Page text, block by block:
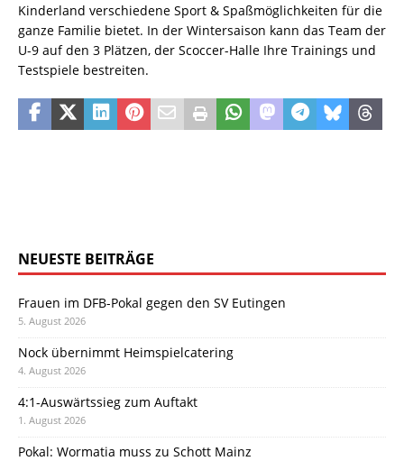
Kinderland verschiedene Sport & Spaßmöglichkeiten für die
ganze Familie bietet. In der Wintersaison kann das Team der
U-9 auf den 3 Plätzen, der Scoccer-Halle Ihre Trainings und
Testspiele bestreiten.
NEUESTE BEITRÄGE
Frauen im DFB-Pokal gegen den SV Eutingen
5. August 2026
Nock übernimmt Heimspielcatering
4. August 2026
4:1-Auswärtssieg zum Auftakt
1. August 2026
Pokal: Wormatia muss zu Schott Mainz